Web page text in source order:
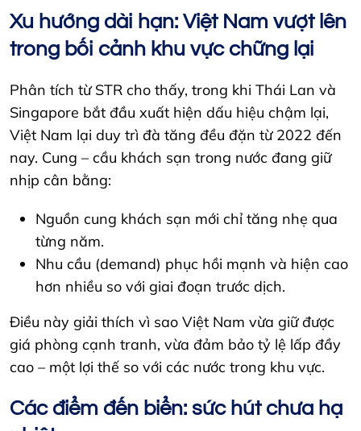
Xu hướng dài hạn: Việt Nam vượt lên
trong bối cảnh khu vực chững lại
Phân tích từ STR cho thấy, trong khi Thái Lan và
Singapore bắt đầu xuất hiện dấu hiệu chậm lại,
Việt Nam lại duy trì đà tăng đều đặn từ 2022 đến
nay. Cung – cầu khách sạn trong nước đang giữ
nhịp cân bằng:
Nguồn cung khách sạn mới chỉ tăng nhẹ qua
từng năm.
Nhu cầu (demand) phục hồi mạnh và hiện cao
hơn nhiều so với giai đoạn trước dịch.
Điều này giải thích vì sao Việt Nam vừa giữ được
giá phòng cạnh tranh, vừa đảm bảo tỷ lệ lấp đầy
cao – một lợi thế so với các nước trong khu vực.
Các điểm đến biển: sức hút chưa hạ